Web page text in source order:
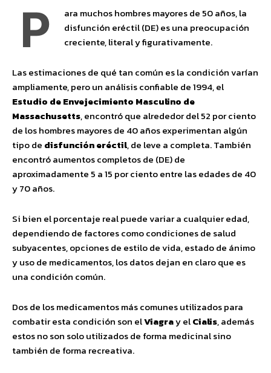
P
ara muchos hombres mayores de 50 años, la
disfunción eréctil (DE) es una preocupación
creciente, literal y figurativamente.
Las estimaciones de qué tan común es la condición varían
ampliamente, pero un análisis confiable de 1994, el
Estudio de Envejecimiento Masculino de
Massachusetts, encontró que alrededor del 52 por ciento
de los hombres mayores de 40 años experimentan algún
tipo de disfunción eréctil, de leve a completa. También
encontró aumentos completos de (DE) de
aproximadamente 5 a 15 por ciento entre las edades de 40
y 70 años.
Si bien el porcentaje real puede variar a cualquier edad,
dependiendo de factores como condiciones de salud
subyacentes, opciones de estilo de vida, estado de ánimo
y uso de medicamentos, los datos dejan en claro que es
una condición común.
Dos de los medicamentos más comunes utilizados para
combatir esta condición son elViagray elCialis, además
estos no son solo utilizados de forma medicinal sino
también de forma recreativa.